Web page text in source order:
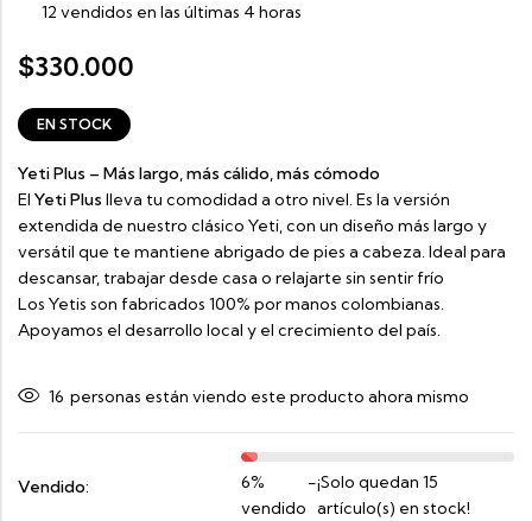
12 vendidos en las últimas 4 horas
$330.000
EN STOCK
Yeti Plus – Más largo, más cálido, más cómodo
El Yeti Plus lleva tu comodidad a otro nivel. Es la versión
extendida de nuestro clásico Yeti, con un diseño más largo y
versátil que te mantiene abrigado de pies a cabeza. Ideal para
descansar, trabajar desde casa o relajarte sin sentir frío
Los Yetis son fabricados 100% por manos colombianas.
Apoyamos el desarrollo local y el crecimiento del país.
16 personas están viendo este producto ahora mismo
Vendido:
6%
vendido
-¡Solo quedan 15
artículo(s) en stock!